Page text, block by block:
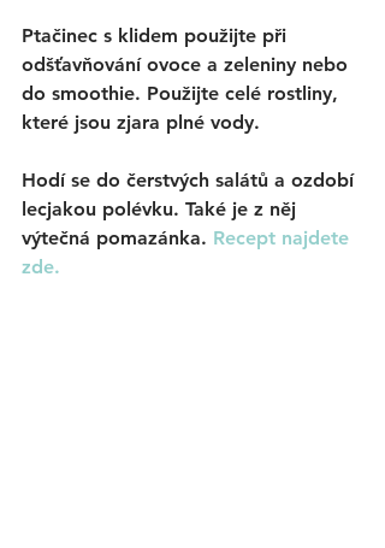
Ptačinec s klidem použijte při
odšťavňování ovoce a zeleniny nebo
do smoothie. Použijte celé rostliny,
které jsou zjara plné vody.
Hodí se do čerstvých salátů a ozdobí
lecjakou polévku. Také je z něj
výtečná pomazánka. Recept najdete
zde.